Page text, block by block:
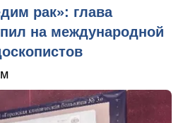
рак»: глава
на международной